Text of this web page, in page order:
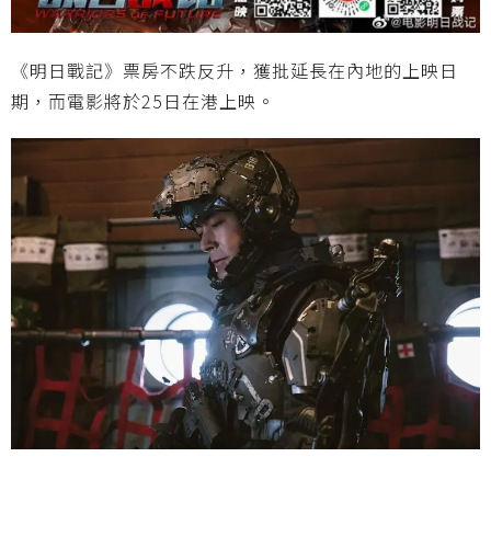
《明日戰記》票房不跌反升，獲批延長在內地的上映日
期，而電影將於25日在港上映。